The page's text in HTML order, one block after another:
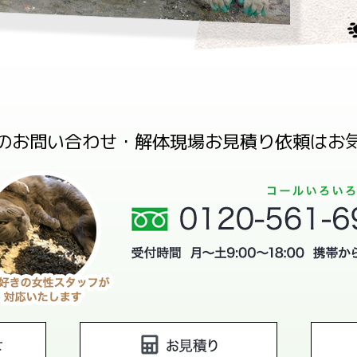
お問い合わせ・解体現場お見積り依頼はお